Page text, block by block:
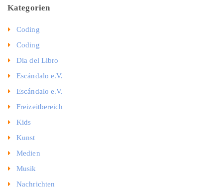
Kategorien
Coding
Coding
Dia del Libro
Escándalo e.V.
Escándalo e.V.
Freizeitbereich
Kids
Kunst
Medien
Musik
Nachrichten